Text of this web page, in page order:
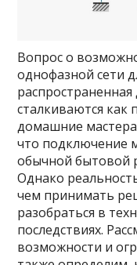
Вопрос о
однофазной сети
сталкиваются как
домашние
что подключение
обычной бытовой
Однако
чем принимать
разобраться в
последствиях.
возможности и